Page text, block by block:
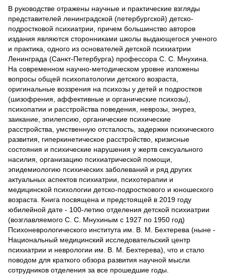
В руководстве отражены научные и практические взгляды
представителей ленинградской (петербургской) детско-
подростковой психиатрии, причем большинство авторов
издания являются сторонниками школы выдающегося ученого
и практика, одного из основателей детской психиатрии
Ленинграда (Санкт-Петербурга) профессора С. С. Мнухина.
На современном научно-методическом уровне изложены
вопросы общей психопатологии детского возраста,
оригинальные воззрения на психозы у детей и подростков
(шизофрения, аффективные и органические психозы),
психопатии и расстройства поведения, неврозы, энурез,
заикание, эпилепсию, органические психические
расстройства, умственную отсталость, задержки психического
развития, гиперкинетическое расстройство, кризисные
состояния и психические нарушения у жертв сексуального
насилия, организацию психиатрической помощи,
эпидемиологию психических заболеваний и ряд других
актуальных аспектов психиатрии, психотерапии и
медицинской психологии детско-подросткового и юношеского
возраста. Книга посвящена и предстоящей в 2019 году
юбилейной дате - 100-летию отделения детской психиатрии
(возглавляемого С. С. Мнухиным с 1927 по 1950 год)
Психоневрологического института им. В. М. Бехтерева (ныне -
Национальный медицинский исследовательский центр
психиатрии и неврологии им. В. М. Бехтерева), что и стало
поводом для краткого обзора развития научной мысли
сотрудников отделения за все прошедшие годы.